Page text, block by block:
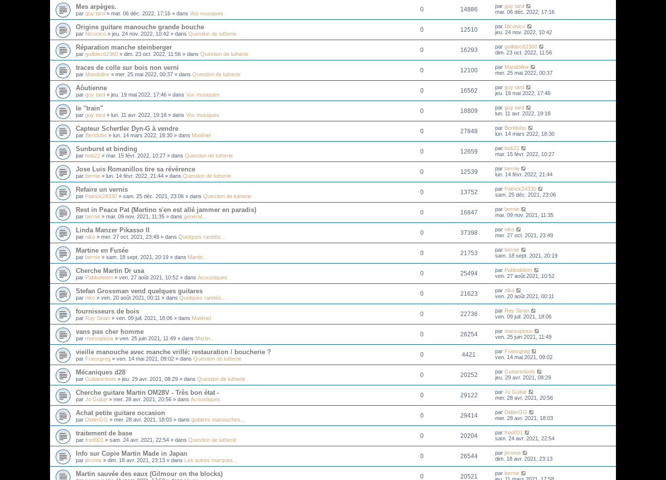
Mes arpèges.
par guy tard » mar. 06 déc. 2022, 17:16 » dans Vos musiques
0 14886 par guy tard
mar. 06 déc. 2022, 17:16
Origine guitare manouche grande bouche
par Niconico » jeu. 24 nov. 2022, 10:42 » dans Question de lutherie
0 12510 par Niconico
jeu. 24 nov. 2022, 10:42
Réparation manche steinberger
par guilldec62360 » dim. 23 oct. 2022, 11:56 » dans Question de lutherie
0 16293 par guilldec62360
dim. 23 oct. 2022, 11:56
traces de colle sur bois non verni
par Mandoline » mer. 25 mai 2022, 00:37 » dans Question de lutherie
0 12100 par Mandoline
mer. 25 mai 2022, 00:37
Aôutienne
par guy tard » jeu. 19 mai 2022, 17:46 » dans Vos musiques
0 16562 par guy tard
jeu. 19 mai 2022, 17:46
le "train"
par guy tard » lun. 11 avr. 2022, 19:18 » dans Vos musiques
0 18809 par guy tard
lun. 11 avr. 2022, 19:18
Capteur Schertler Dyn-G à vendre
par Bertdubo » lun. 14 mars 2022, 18:30 » dans Matériel
0 27848 par Bertdubo
lun. 14 mars 2022, 18:30
Sunburst et binding
par bob22 » mar. 15 févr. 2022, 10:27 » dans Question de lutherie
0 12659 par bob22
mar. 15 févr. 2022, 10:27
Jose Luis Romanillos tire sa révérence
par bernie » lun. 14 févr. 2022, 21:44 » dans Question de lutherie
0 12539 par bernie
lun. 14 févr. 2022, 21:44
Refaire un vernis
par Patrick24330 » sam. 25 déc. 2021, 23:06 » dans Question de lutherie
0 13752 par Patrick24330
sam. 25 déc. 2021, 23:06
Rest in Peace Pat (Martino s'en est allé jammer en paradis)
par bernie » mar. 09 nov. 2021, 11:35 » dans général...
0 16847 par bernie
mar. 09 nov. 2021, 11:35
Linda Manzer Pikasso II
par niko » mer. 27 oct. 2021, 23:49 » dans Quelques raretés...
0 37398 par niko
mer. 27 oct. 2021, 23:49
Martine en Fusée
par bernie » sam. 18 sept. 2021, 20:19 » dans Martin...
0 21753 par bernie
sam. 18 sept. 2021, 20:19
Cherche Martin Dr usa
par Pablodelom » ven. 27 août 2021, 10:52 » dans Acoustiques
0 25494 par Pablodelom
ven. 27 août 2021, 10:52
Stefan Grossman vend quelques guitares
par niko » ven. 20 août 2021, 00:11 » dans Quelques raretés...
0 21623 par niko
ven. 20 août 2021, 00:11
fournisseurs de bois
par Ray Sloan » ven. 09 juil. 2021, 18:06 » dans Matériel
0 22736 par Ray Sloan
ven. 09 juil. 2021, 18:06
vans pas cher homme
par marsupioux » ven. 25 juin 2021, 11:49 » dans Martin...
0 26254 par marsupioux
ven. 25 juin 2021, 11:49
vieille manouche avec manche vrillé: restauration / boucherie ?
par Fransgreg » ven. 14 mai 2021, 09:02 » dans Question de lutherie
0 4421 par Fransgreg
ven. 14 mai 2021, 09:02
Mécaniques d28
par Guitarenbois » jeu. 29 avr. 2021, 08:29 » dans Question de lutherie
0 20252 par Guitarenbois
jeu. 29 avr. 2021, 08:29
Cherche guitare Martin OM28V - Très bon état -
par Jo Guitar » mer. 28 avr. 2021, 20:56 » dans Acoustiques
0 29122 par Jo Guitar
mer. 28 avr. 2021, 20:56
Achat petite guitare occasion
par DidierGG » mer. 28 avr. 2021, 18:03 » dans guitares manouches...
0 29414 par DidierGG
mer. 28 avr. 2021, 18:03
traitement de base
par fred001 » sam. 24 avr. 2021, 22:54 » dans Question de lutherie
0 20204 par fred001
sam. 24 avr. 2021, 22:54
Info sur Copie Martin Made in Japan
par jérome » dim. 18 avr. 2021, 23:13 » dans Les autres marques...
0 26544 par jérome
dim. 18 avr. 2021, 23:13
Martin sauvée des eaux (Gilmour on the blocks) 0 20521 par bernie
jeu. 11 mars 2021, 17:58